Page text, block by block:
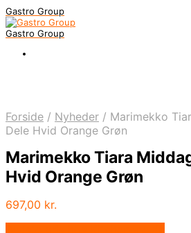
Gastro Group
Gastro Group
Forside / Nyheder / Marimekko
Dele Hvid Orange Grøn
Marimekko Tiara
Hvid Orange Grøn
697,00 kr.